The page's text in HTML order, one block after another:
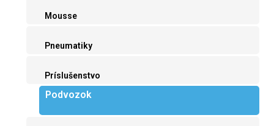
Mousse
Pneumatiky
Príslušenstvo
Podvozok